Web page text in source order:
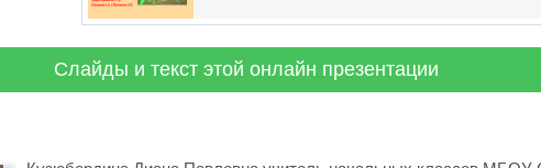
Слайды и текст этой онлайн презентации